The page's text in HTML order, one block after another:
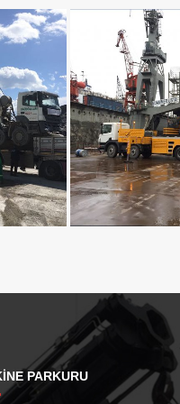
60
PARKURU